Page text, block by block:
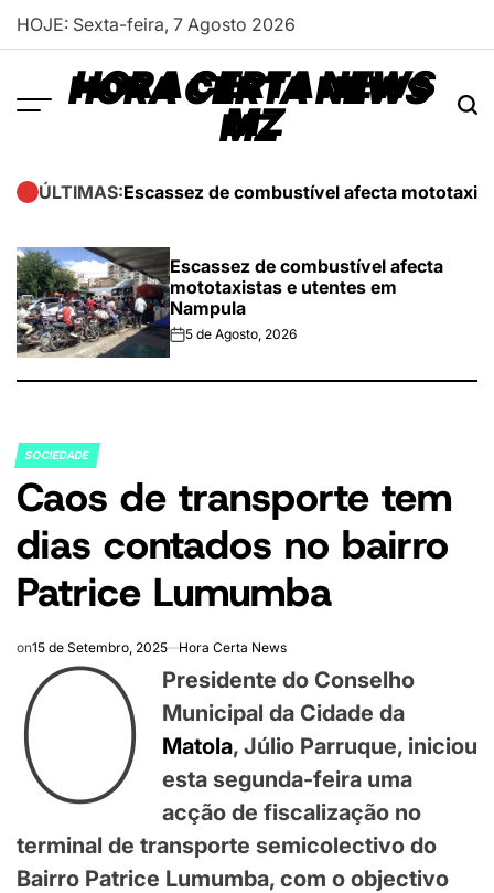
Skip
HOJE: Sexta-feira, 7 Agosto 2026
HORA CERTA NEWS
MZ
ÚLTIMAS:Escassez de combustível afecta
Escassez de combustível afecta
mototaxistas e utentes em
Nampula
on5 de Agosto, 2026
POSTED
IN
SOCIEDADE
Caos de transporte tem
dias contados no bairro
Patrice Lumumba
on15 de Setembro, 2025 Hora Certa News
O
Presidente do Conselho
Municipal da Cidade da
Matola, Júlio Parruque, iniciou
esta segunda-feira uma
acção de fiscalização no
terminal de transporte semicolectivo do
Bairro Patrice Lumumba, com o objectivo